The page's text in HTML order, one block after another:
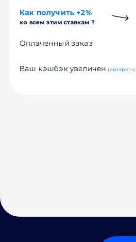
Как получить +2%
ко всем этим ставкам ?
Оплаченный заказ
Ваш кэшбэк увеличен (смотреть)